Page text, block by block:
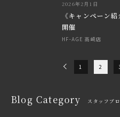
2026年2月1日
《キャンペーン
開催
HF-AGE 高崎店
1 2
Blog Category スタッフブ